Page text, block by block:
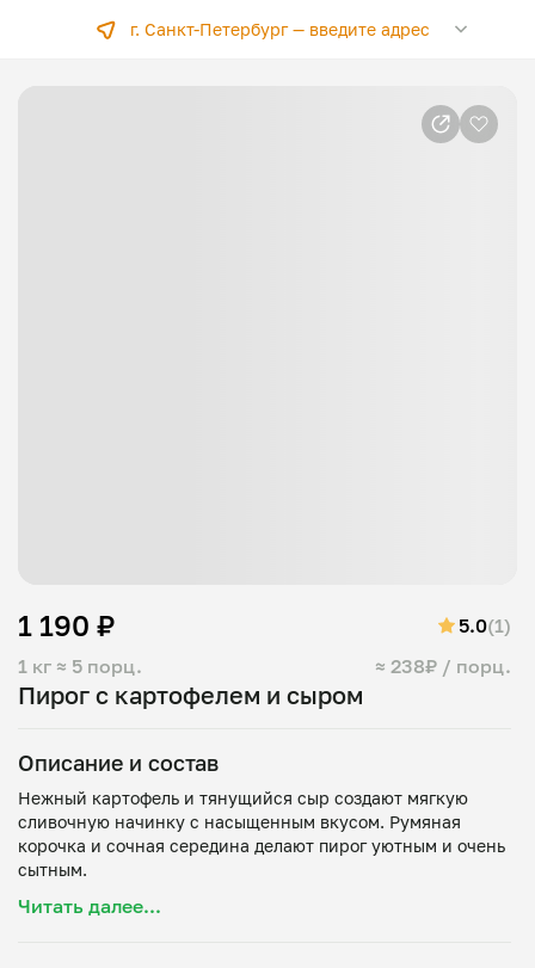
г. Санкт-Петербург —введите адрес
Пирог с картофелем и сыром
1 кг ≈ 5 порц. ≈ 238₽ / порц.
1 190 ₽ 5.0(1)
Описание и состав
Нежный картофель и тянущийся сыр создают мягкую
сливочную начинку с насыщенным вкусом. Румяная
корочка и сочная середина делают пирог уютным и очень
Читать далее...